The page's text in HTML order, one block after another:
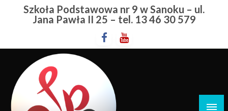
PrzejdźSzkoła Podstawowa nr 9 w Sanoku – ul.
Jana Pawła II 25 – tel. 13 46 30 579